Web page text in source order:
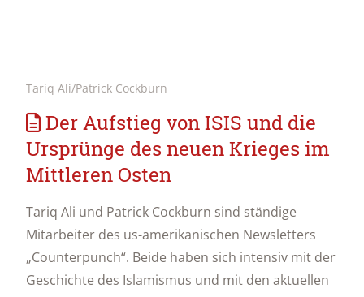
Tariq Ali/Patrick Cockburn
Der Aufstieg von ISIS und die
Ursprünge des neuen Krieges im
Mittleren Osten
Tariq Ali und Patrick Cockburn sind ständige
Mitarbeiter des us-amerikanischen Newsletters
„Counterpunch“. Beide haben sich intensiv mit der
Geschichte des Islamismus und mit den aktuellen